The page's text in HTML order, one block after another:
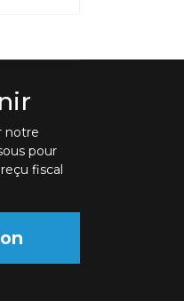
notre
pour
fiscal